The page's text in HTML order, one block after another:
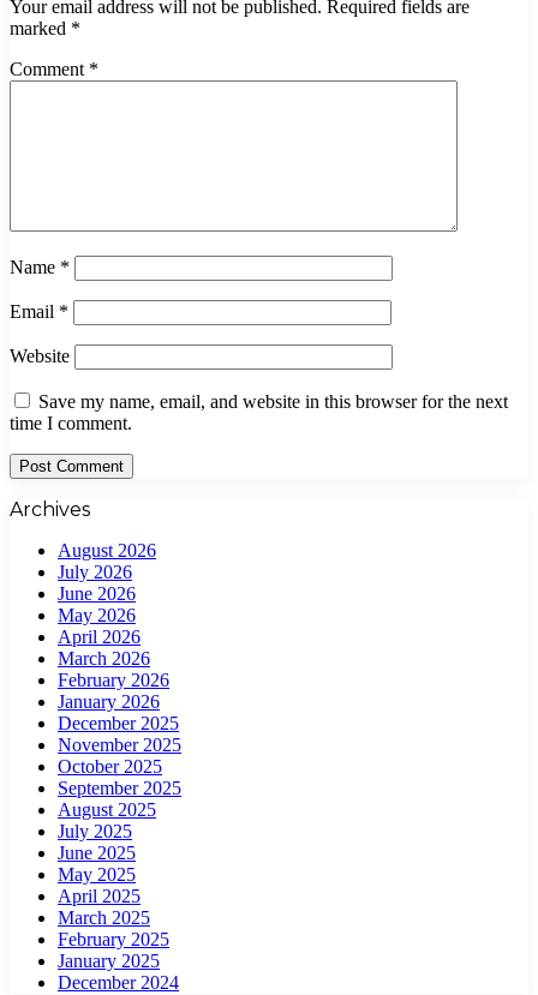
Your email address will not be published. Required fields are
marked *
Comment *
Name *
Email *
Website
Save my name, email, and website in this browser for the next
time I comment.
Archives
August 2026
July 2026
June 2026
May 2026
April 2026
March 2026
February 2026
January 2026
December 2025
November 2025
October 2025
September 2025
August 2025
July 2025
June 2025
May 2025
April 2025
March 2025
February 2025
January 2025
December 2024